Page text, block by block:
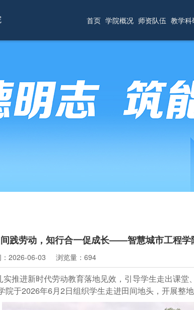
首页 学院概况 师资队伍 教学科
践劳动，知行合一促成长——智慧城市工程学
2026-06-03 浏览量：694
实推进新时代劳动教育落地见效，引导学生走出课
院于2026年6月2日组织学生走进田间地头，开展整地